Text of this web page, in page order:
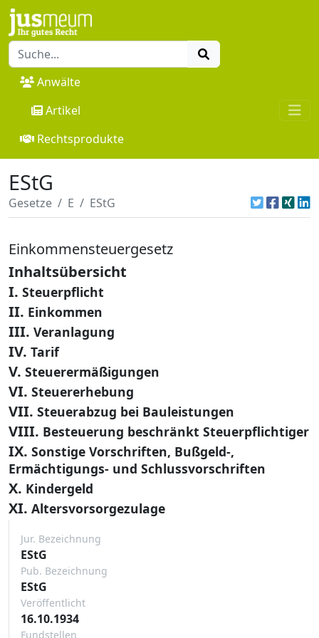
Anwälte
Artikel
Rechtsprodukte
EStG
Gesetze E EStG
Einkommensteuergesetz
Inhaltsübersicht
I. Steuerpflicht
II. Einkommen
III. Veranlagung
IV. Tarif
V. Steuerermäßigungen
VI. Steuererhebung
VII. Steuerabzug bei Bauleistungen
VIII. Besteuerung beschränkt Steuerpflichtiger
IX. Sonstige Vorschriften, Bußgeld-,
Ermächtigungs- und Schlussvorschriften
X. Kindergeld
XI. Altersvorsorgezulage
Jur. Bezeichnung
EStG
Pub. Bezeichnung
EStG
Veröffentlicht
16.10.1934
Fundstellen